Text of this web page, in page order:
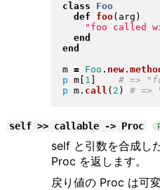
class
Foo
def
foo( arg )
" foo called
end
end
m = Foo . new.
p m[ 1
p m. call ( 2 )
self >> callable -> Proc
self と引数を合成し
Proc を返します。
戻り値の Proc は可